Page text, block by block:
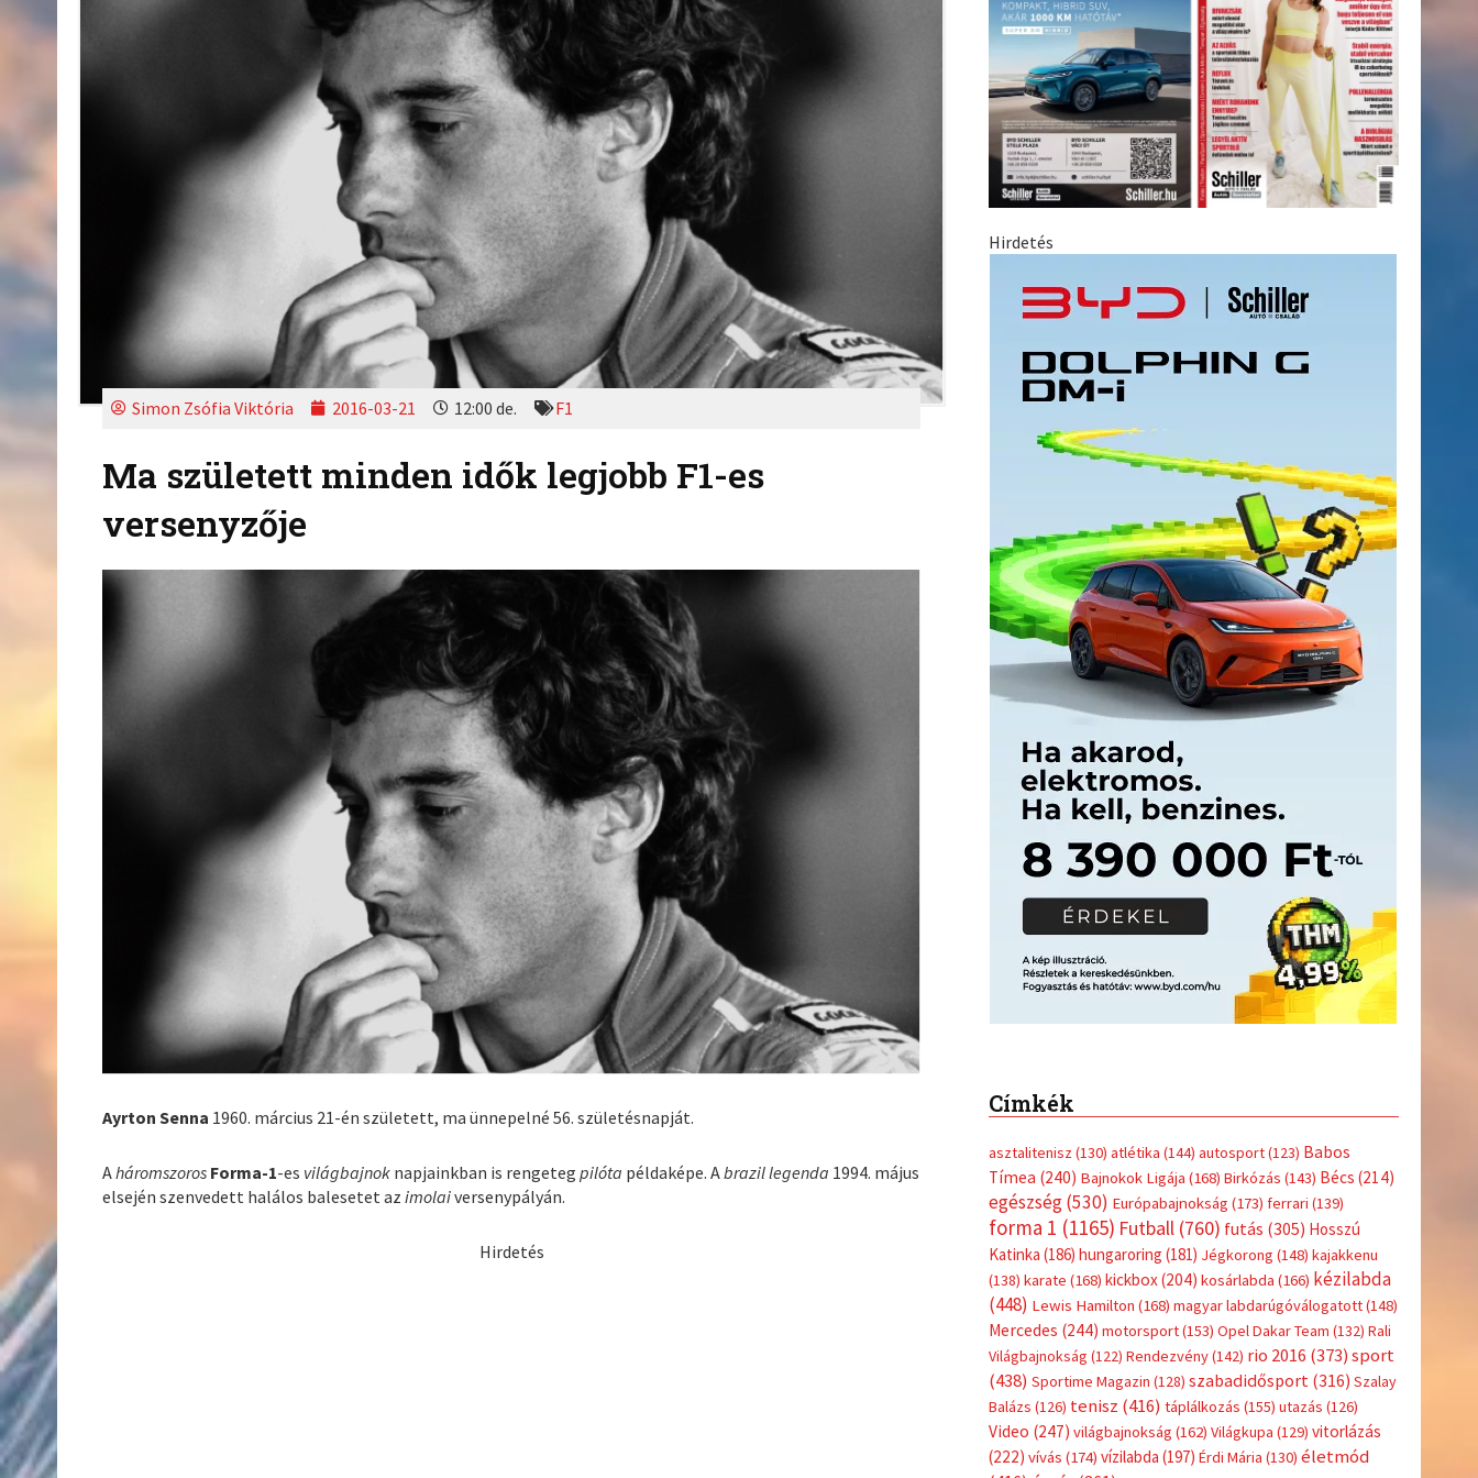
Simon Zsófia Viktória 2016-03-21 12:00 de. F1
Ma született minden idők legjobb F1-es
versenyzője
Ayrton Senna 1960. március 21-én született, ma ünnepelné 56. születésnapját.
Aháromszoros Forma-1-es világbajnok napjainkban is rengeteg pilóta példaképe. Abrazil legenda 1994. május
elsején szenvedett halálos balesetet azimolaiversenypályán.
Hirdetés
Hirdetés
Címkék
asztalitenisz (130) atlétika (144) autosport(123) Babos
Tímea (240) Bajnokok Ligája (168) Birkózás (143) Bécs (214)
egészség(530) Európabajnokság (173) ferrari (139)
forma 1 (1165) Futball(760) futás (305) Hosszú
Katinka (186) hungaroring (181) Jégkorong (148) kajakkenu
(138) karate (168) kickbox(204) kosárlabda (166) kézilabda
(448) Lewis Hamilton (168) magyar labdarúgóválogatott(148)
Mercedes (244) motorsport(153) Opel Dakar Team (132) Rali
Világbajnokság (122) Rendezvény(142) rio 2016 (373) sport
(438) Sportime Magazin (128) szabadidősport (316) Szalay
Balázs (126) tenisz (416) táplálkozás (155) utazás (126)
Video (247) világbajnokság (162) Világkupa (129) vitorlázás
(222) vívás (174) vízilabda (197) Érdi Mária (130) életmód